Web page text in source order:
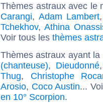
Thèmes astraux avec le
Carangi, Adam Lambert
Tchekhov, Athina
Voir tous les thèmes
Thèmes astraux ayant
(chanteuse), Dieudonné
Thug, Christophe
Arosio, Coco Austin...
en 10° Scorpion.